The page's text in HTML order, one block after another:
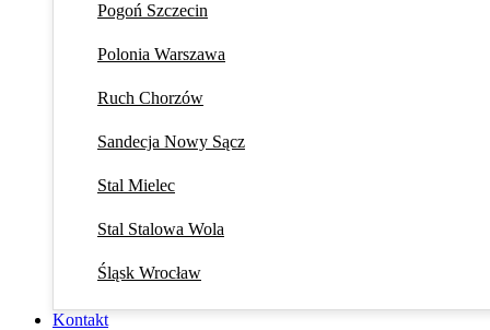
Pogoń Szczecin
Polonia Warszawa
Ruch Chorzów
Sandecja Nowy Sącz
Stal Mielec
Stal Stalowa Wola
Śląsk Wrocław
Kontakt